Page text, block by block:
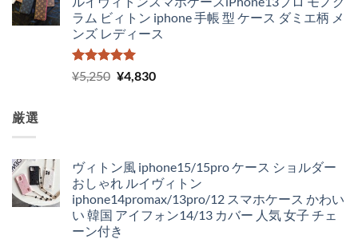
ラム ビィトン iphone 手帳 型 ケース ダミエ柄 メ
ンズ レディース
5段階中
5.00
の評価
¥5,250 元
¥5,250
で
し
た。
¥4,830現
¥4,830
で
す。
厳選
ヴィトン風 iphone15/15pro ケース ショルダー
おしゃれ ルイヴィトン
iphone14promax/13pro/12 スマホケース かわい
い 韓国 アイフォン14/13 カバー 人気 女子 チェ
ーン付き